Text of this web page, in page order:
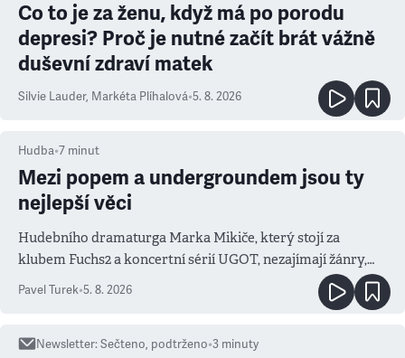
Co to je za ženu, když má po porodu
depresi? Proč je nutné začít brát vážně
duševní zdraví matek
Silvie Lauder, Markéta Plíhalová•5. 8. 2026
Hudba•7 minut
Mezi popem a undergroundem jsou ty
nejlepší věci
Hudebního dramaturga Marka Mikiče, který stojí za
klubem Fuchs2 a koncertní sérií UGOT, nezajímají žánry,
ale atmosféra
Pavel Turek•5. 8. 2026
Newsletter:Sečteno, podtrženo•3 minuty